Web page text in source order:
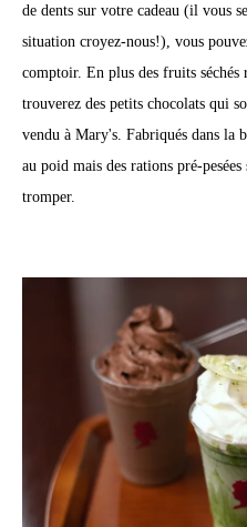
de dents sur votre cadeau (il vous
situation croyez-nous!), vous
comptoir. En plus des fruits séchés
trouverez des petits chocolats qui
vendu à Mary's. Fabriqués dans la
au poid mais des rations pré-
tromper.